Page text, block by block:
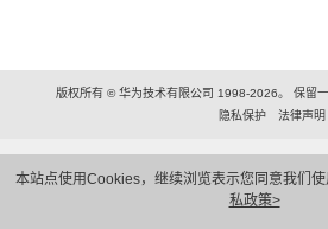
本站点使用Cookies，继续浏览表示您同意我们使
私政策>
版权所有 © 华为技术有限公司 1998-2026。 保留
隐私保护
法律声明